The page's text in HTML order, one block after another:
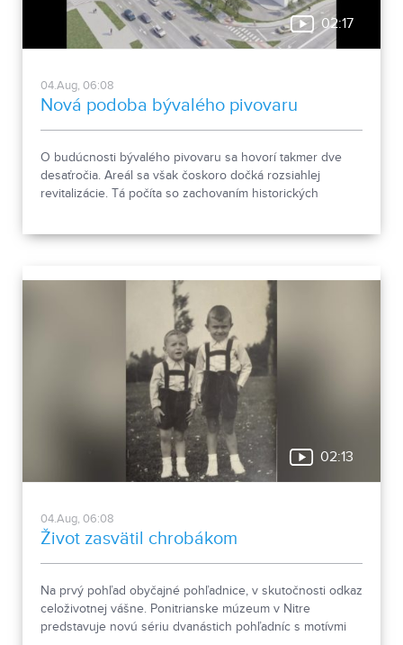
02:17
04.Aug, 06:08
Nová podoba bývalého pivovaru
O budúcnosti bývalého pivovaru sa hovorí takmer dve
desaťročia. Areál sa však čoskoro dočká rozsiahlej
revitalizácie. Tá počíta so zachovaním historických
02:13
04.Aug, 06:08
Život zasvätil chrobákom
Na prvý pohľad obyčajné pohľadnice, v skutočnosti odkaz
celoživotnej vášne. Ponitrianske múzeum v Nitre
predstavuje novú sériu dvanástich pohľadníc s motívmi